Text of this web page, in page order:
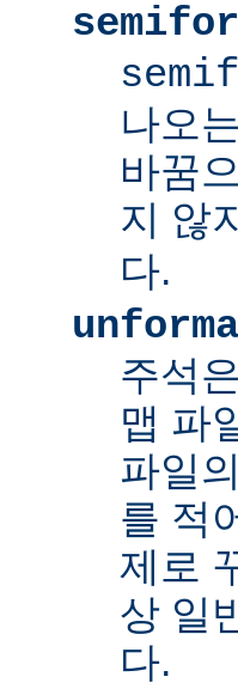
나오
바꿈
지 않
다.
주석
맵 파
파일
를 적
제로
상 일
다.